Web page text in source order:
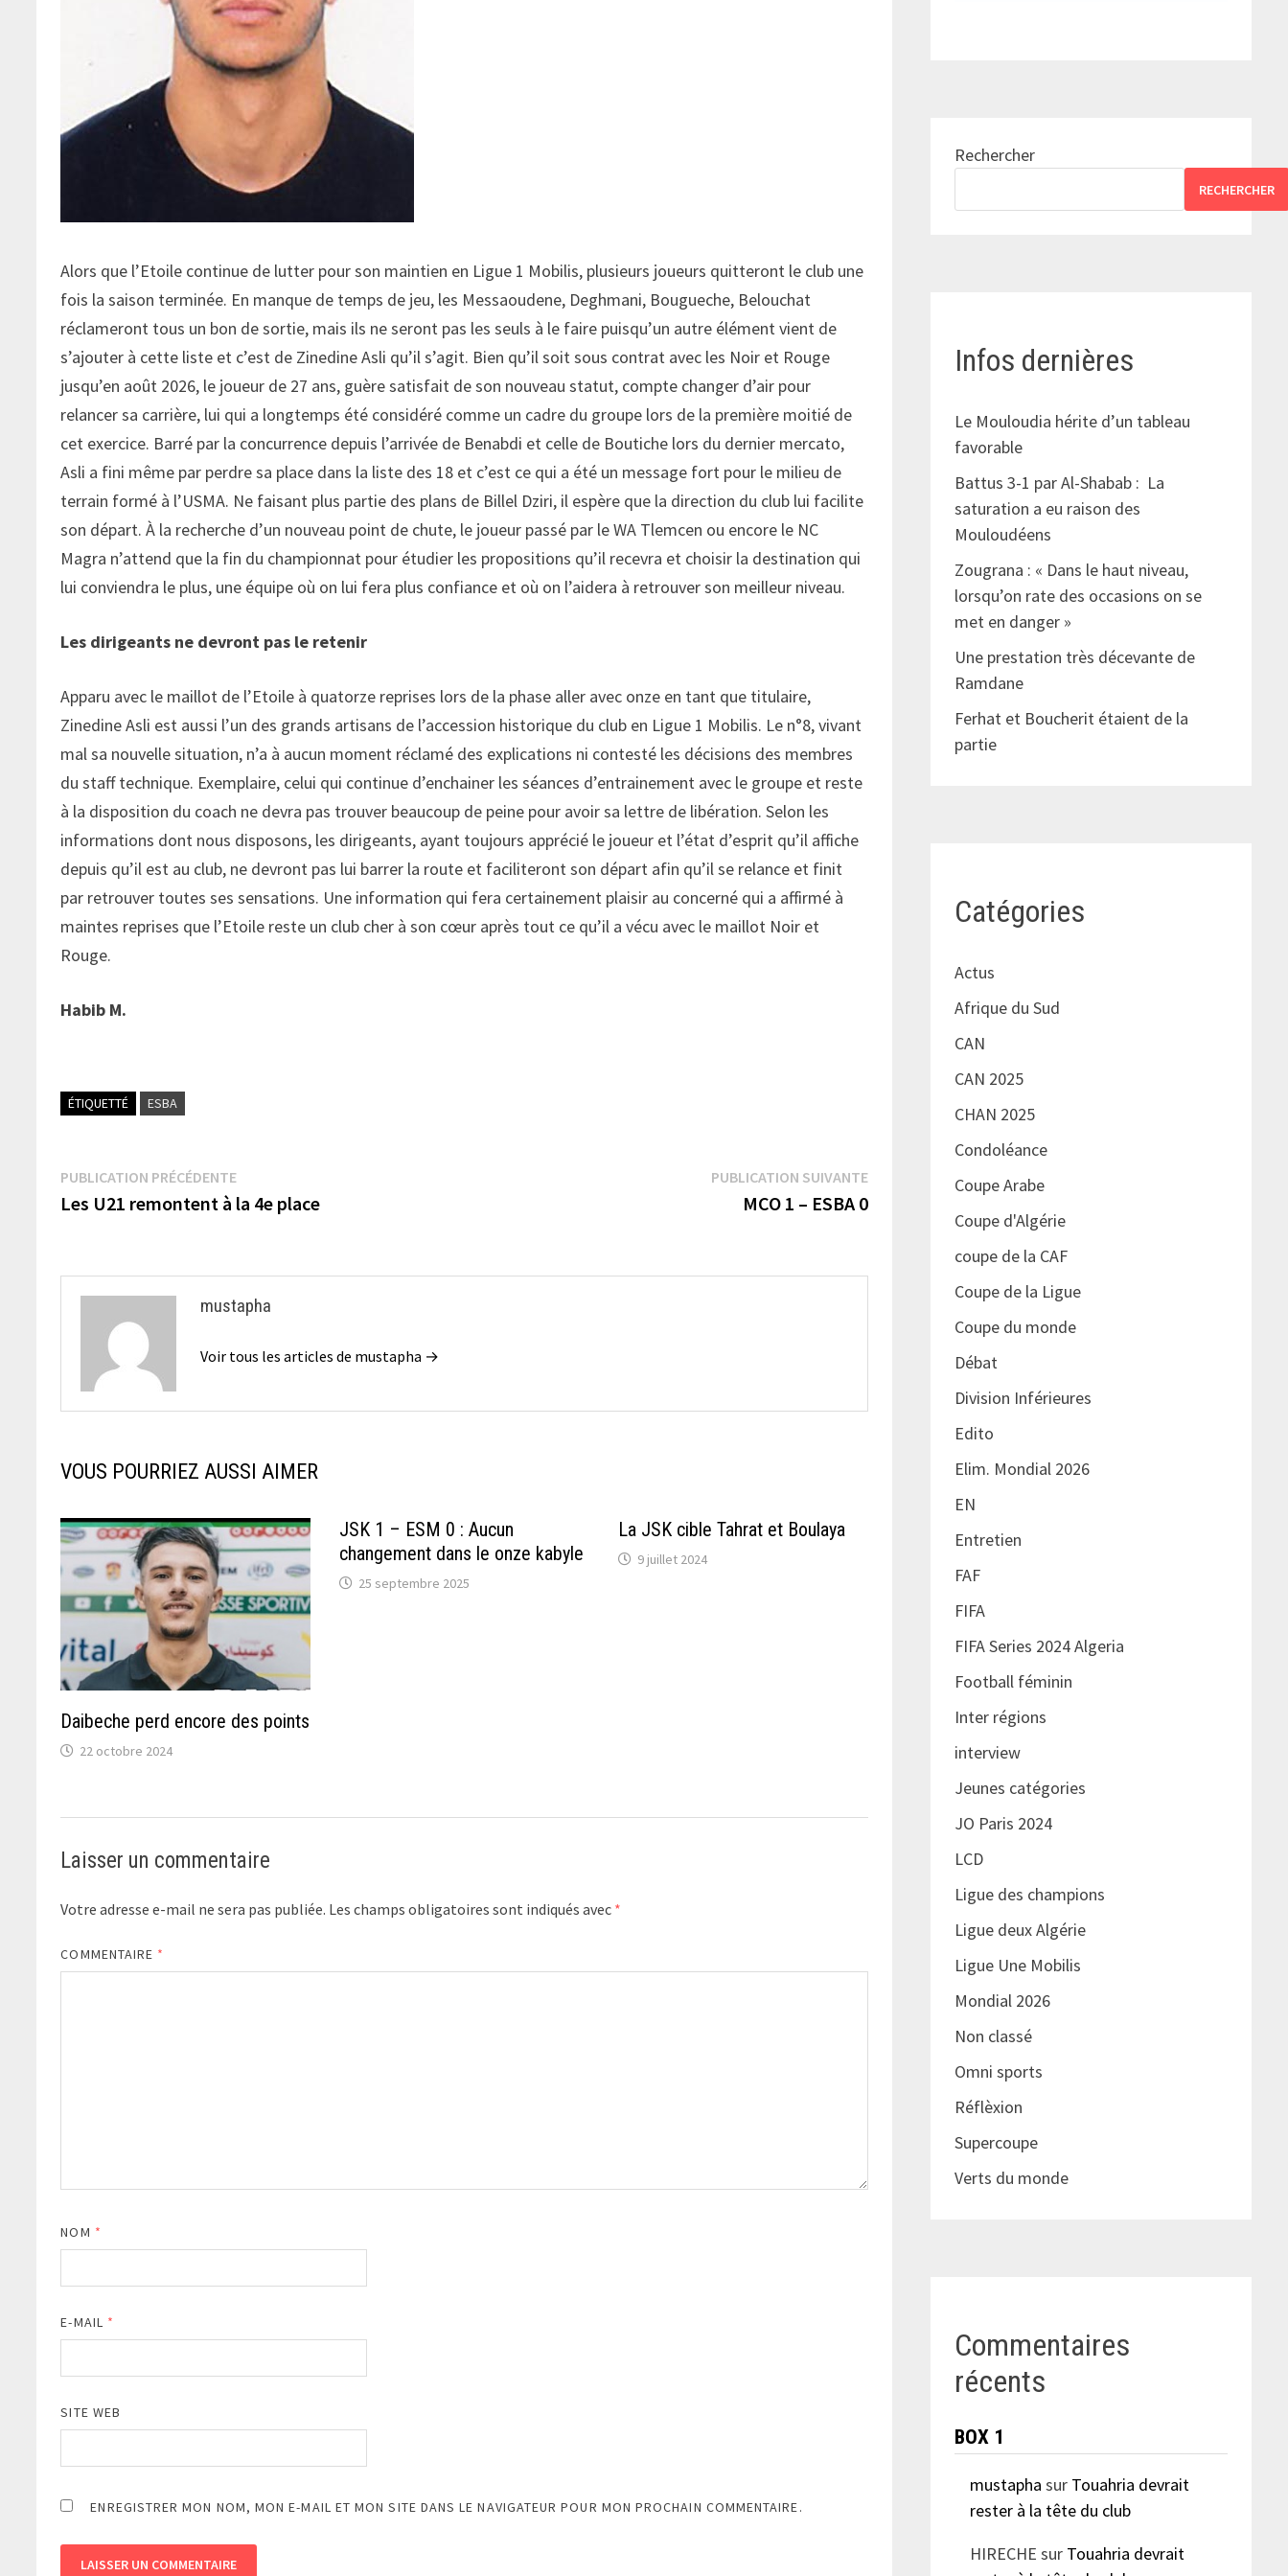
Alors que l’Etoile continue de lutter pour son maintien en Ligue 1 Mobilis, plusieurs joueurs quitteront le club une
fois la saison terminée. En manque de temps de jeu, les Messaoudene, Deghmani, Bougueche, Belouchat
réclameront tous un bon de sortie, mais ils ne seront pas les seuls à le faire puisqu’un autre élément vient de
s’ajouter à cette liste et c’est de Zinedine Asli qu’il s’agit. Bien qu’il soit sous contrat avec les Noir et Rouge
jusqu’en août 2026, le joueur de 27 ans, guère satisfait de son nouveau statut, compte changer d’air pour
relancer sa carrière, lui qui a longtemps été considéré comme un cadre du groupe lors de la première moitié de
cet exercice. Barré par la concurrence depuis l’arrivée de Benabdi et celle de Boutiche lors du dernier mercato,
Asli a fini même par perdre sa place dans la liste des 18 et c’est ce qui a été un message fort pour le milieu de
terrain formé à l’USMA. Ne faisant plus partie des plans de Billel Dziri, il espère que la direction du club lui facilite
son départ. À la recherche d’un nouveau point de chute, le joueur passé par le WA Tlemcen ou encore le NC
Magra n’attend que la fin du championnat pour étudier les propositions qu’il recevra et choisir la destination qui
lui conviendra le plus, une équipe où on lui fera plus confiance et où on l’aidera à retrouver son meilleur niveau.
Les dirigeants ne devront pas le retenir
Apparu avec le maillot de l’Etoile à quatorze reprises lors de la phase aller avec onze en tant que titulaire,
Zinedine Asli est aussi l’un des grands artisans de l’accession historique du club en Ligue 1 Mobilis. Le n°8, vivant
mal sa nouvelle situation, n’a à aucun moment réclamé des explications ni contesté les décisions des membres
du staff technique. Exemplaire, celui qui continue d’enchainer les séances d’entrainement avec le groupe et reste
à la disposition du coach ne devra pas trouver beaucoup de peine pour avoir sa lettre de libération. Selon les
informations dont nous disposons, les dirigeants, ayant toujours apprécié le joueur et l’état d’esprit qu’il affiche
depuis qu’il est au club, ne devront pas lui barrer la route et faciliteront son départ afin qu’il se relance et finit
par retrouver toutes ses sensations. Une information qui fera certainement plaisir au concerné qui a affirmé à
maintes reprises que l’Etoile reste un club cher à son cœur après tout ce qu’il a vécu avec le maillot Noir et
Rouge.
Habib M.
ÉTIQUETTÉ ESBA
Navigation
de
PUBLICATION PRÉCÉDENTEPublication
précédente :
Les U21 remontent à la 4e place
PUBLICATION SUIVANTEPublication
suivante :
MCO 1 – ESBA 0
mustapha
Voir tous les articles de mustapha →
VOUS POURRIEZ AUSSI AIMER
Daibeche perd encore des points
22 octobre 2024
JSK 1 – ESM 0 : Aucun
changement dans le onze kabyle
25 septembre 2025
La JSK cible Tahrat et Boulaya
9 juillet 2024
Laisser un commentaire
Votre adresse e-mail ne sera pas publiée. Les champs obligatoires sont indiqués avec *
COMMENTAIRE *
NOM *
E-MAIL *
SITE WEB
ENREGISTRER MON NOM, MON E-MAIL ET MON SITE DANS LE NAVIGATEUR POUR MON PROCHAIN COMMENTAIRE.
Rechercher
RECHERCHER
Infos dernières
Le Mouloudia hérite d’un tableau
favorable
Battus 3-1 par Al-Shabab : La
saturation a eu raison des
Mouloudéens
Zougrana : « Dans le haut niveau,
lorsqu’on rate des occasions on se
met en danger »
Une prestation très décevante de
Ramdane
Ferhat et Boucherit étaient de la
partie
Catégories
Actus
Afrique du Sud
CAN
CAN 2025
CHAN 2025
Condoléance
Coupe Arabe
Coupe d'Algérie
coupe de la CAF
Coupe de la Ligue
Coupe du monde
Débat
Division Inférieures
Edito
Elim. Mondial 2026
EN
Entretien
FAF
FIFA
FIFA Series 2024 Algeria
Football féminin
Inter régions
interview
Jeunes catégories
JO Paris 2024
LCD
Ligue des champions
Ligue deux Algérie
Ligue Une Mobilis
Mondial 2026
Non classé
Omni sports
Réflèxion
Supercoupe
Verts du monde
Commentaires
récents
BOX 1
mustapha sur Touahria devrait
rester à la tête du club
HIRECHE sur Touahria devrait